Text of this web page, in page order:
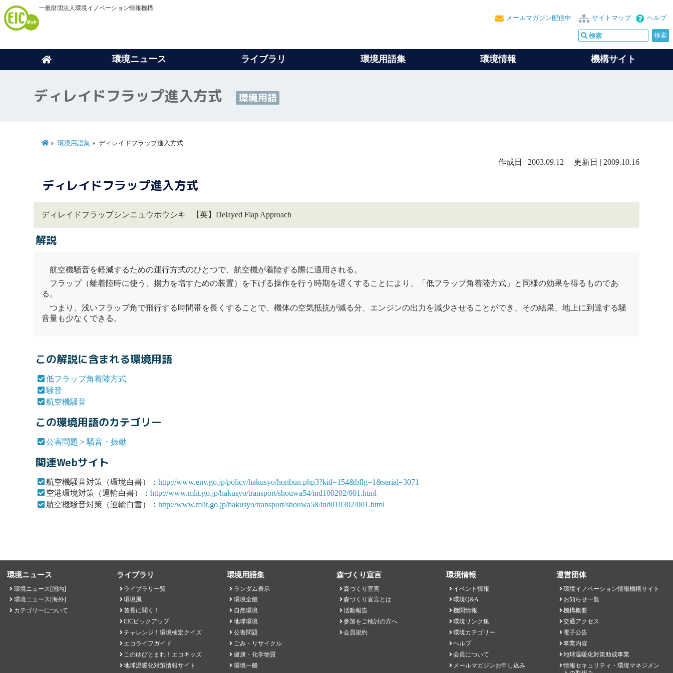
一般財団法人環境イノベーション情報機構
ヘルプ
サイトマップ
メールマガジン配信中
環境ニュース ライブラリ 環境用語集 環境情報 機構サイト
ディレイドフラップ進入方式 環境用語
環境用語集 ディレイドフラップ進入方式
作成日 | 2003.09.12 更新日 | 2009.10.16
ディレイドフラップ進入方式
ディレイドフラップシンニュウホウシキ 【英】Delayed Flap Approach
解説
航空機騒音を軽減するための運行方式のひとつで、航空機が着陸する際に適用される。
フラップ（離着陸時に使う、揚力を増すための装置）を下げる操作を行う時期を遅くすることにより、「低フラップ角着陸方式 」と同様の効果を得るものであ
る。
つまり、浅いフラップ角で飛行する時間帯を長くすることで、機体の空気抵抗が減る分、エンジンの出力を減少させることができ、その結果、地上に到達する騒
音量も少なくできる。
この解説に含まれる環境用語
低フラップ角着陸方式
騒音
航空機騒音
この環境用語のカテゴリー
公害問題 >騒音・振動
関連Webサイト
航空機騒音対策（環境白書）：http://www.env.go.jp/policy/hakusyo/honbun.php3?kid=154&bflg=1&serial=3071
空港環境対策（運輸白書）：http://www.mlit.go.jp/hakusyo/transport/shouwa54/ind100202/001.html
航空機騒音対策（運輸白書）：http://www.mlit.go.jp/hakusyo/transport/shouwa58/ind010302/001.html
環境ニュース
環境ニュース[国内]
環境ニュース[海外]
カテゴリーについて
ライブラリ
ライブラリ一覧
環境風
首長に聞く！
EICピックアップ
チャレンジ！環境検定クイズ
エコライフガイド
このゆびとまれ！エコキッズ
地球温暖化対策情報サイト
環境用語集
ランダム表示
環境全般
自然環境
地球環境
公害問題
ごみ・リサイクル
健康・化学物質
環境一般
森づくり宣言
森づくり宣言
森づくり宣言とは
活動報告
参加をご検討の方へ
会員規約
環境情報
イベント情報
環境Q&A
機関情報
環境リンク集
環境カテゴリー
ヘルプ
会員について
メールマガジンお申し込み
運営団体
環境イノベーション情報機構サイト
お知らせ一覧
機構概要
交通アクセス
電子公告
事業内容
地球温暖化対策助成事業
情報セキュリティ・環境マネジメン